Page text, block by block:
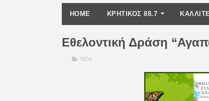
HOME ΚΡΗΤΙΚΟΣ 88.7
Εθελοντική Δράση
ΝΕΑ